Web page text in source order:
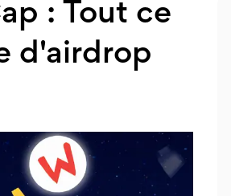
: Tout ce
d'airdrop